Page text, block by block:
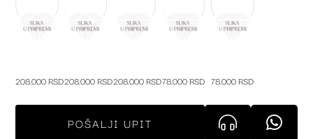
208.000 RSD208.000 RSD208.000 RSD78.000 RSD 78.000 RSD
POŠALJI UPIT